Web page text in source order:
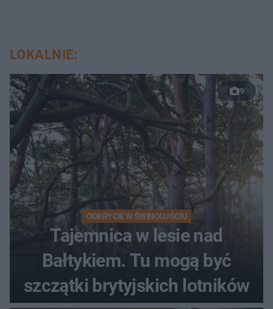
LOKALNIE:
9
ODKRYCIE W ŚWINOUJŚCIU
Tajemnica w lesie nad
Bałtykiem. Tu mogą być
szczątki brytyjskich lotników